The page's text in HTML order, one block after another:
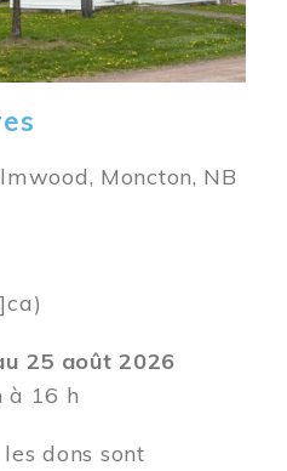
Moncton, NB
25 août 2026
à 16 h
dons sont